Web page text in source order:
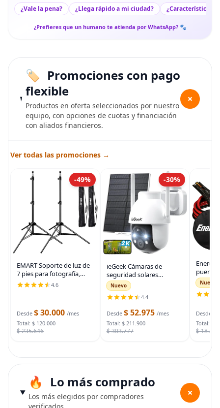
¿Vale la pena? ¿Llega rápido a mi ciudad? ¿Características
¿Prefieres que un humano te atienda por WhatsApp? 🐾
Promociones con pago
flexible
Productos en oferta seleccionados por nuestro
equipo, con opciones de cuotas y financiación
con aliados financieros.
+
Ver todas las promociones →
-49%
EMART Soporte de luz de
7 pies para fotografía,
soporte de trípode
portátil para fotos y
con funda de
4.6
Desde $ 30.000 /mes
Total: $ 120.000
$ 235.646
-30%
ieGeek Cámaras de
seguridad solares
inalámbricas para
exteriores, cámara WiFi 2K
para sistema de
seguridad del hogar,
cámara de vigilancia
Nuevo
4.4
Desde $ 52.975 /mes
Total: $ 211.900
$ 303.777
puente
auto,
para
bolsa
Nuevo
Desde
Total: $
$
Lo más comprado
Los más elegidos por compradores
+